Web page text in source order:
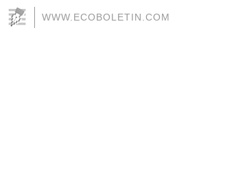
WWW.ECOBOLETIN.COM